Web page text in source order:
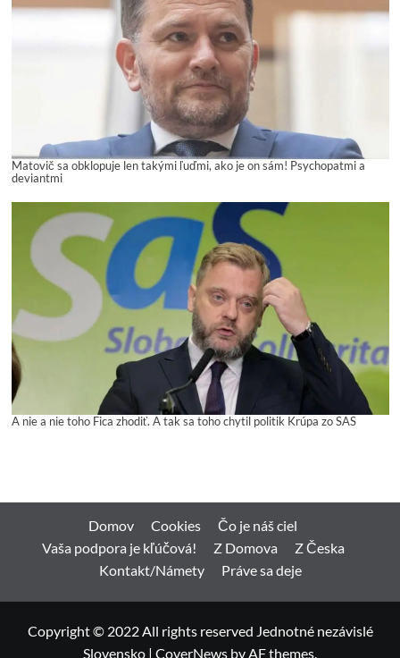
Matovič sa obklopuje len takými ľuďmi, ako je on sám! Psychopatmi a
deviantmi
A nie a nie toho Fica zhodiť. A tak sa toho chytil politik Krúpa zo SAS
Domov Cookies
Čo je náš ciel
Vaša podpora je kľúčová!
Z Domova
Z Česka
Kontakt/Námety
Práve sa deje
Copyright © 2022 All rights reserved Jednotné nezávislé
Slovensko | CoverNews by AF themes.